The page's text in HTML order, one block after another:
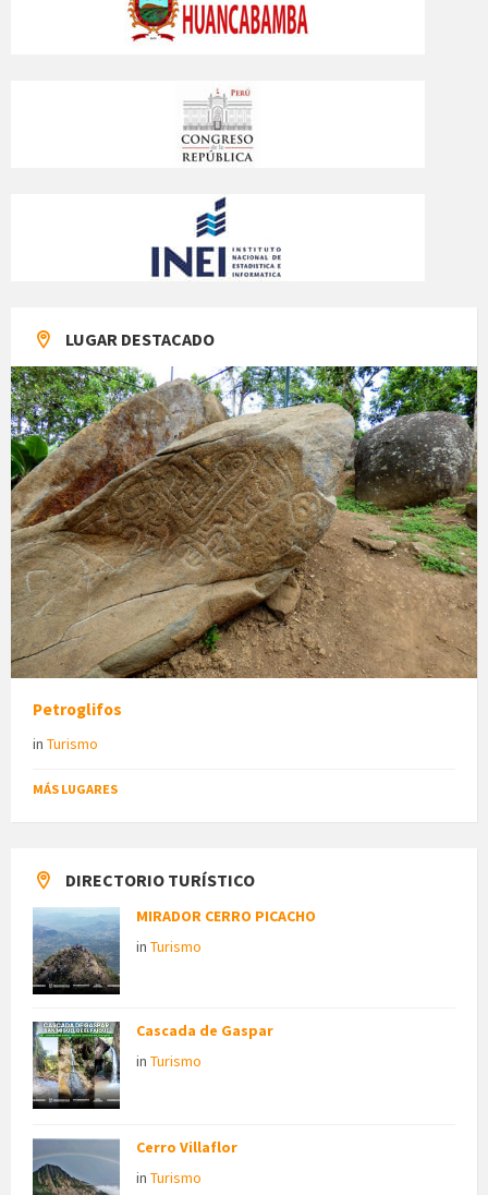
LUGAR DESTACADO
Petroglifos
in Turismo
MÁS LUGARES
DIRECTORIO TURÍSTICO
MIRADOR CERRO PICACHO
in Turismo
Cascada de Gaspar
in Turismo
Cerro Villaflor
in Turismo